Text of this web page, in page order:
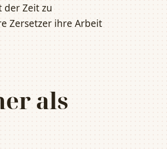
der Zeit zu
Zersetzer ihre Arbeit
als